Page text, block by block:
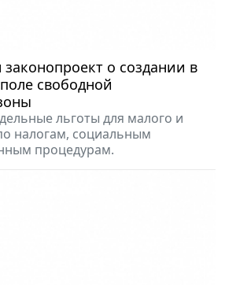
законопроект о создании в
свободной
льготы для малого и
налогам, социальным
процедурам.